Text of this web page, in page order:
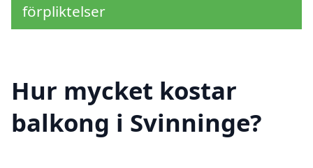
förpliktelser
Hur mycket kostar
balkong i Svinninge?